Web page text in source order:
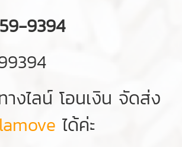
9394
งไลน์ โอนเงิน จัดส่ง
ได้ค่ะ